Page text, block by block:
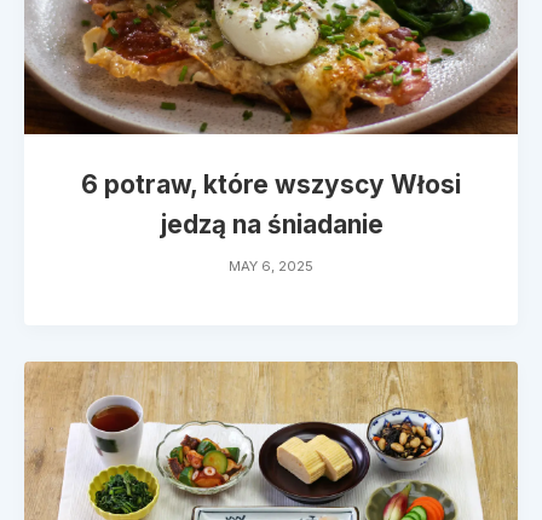
6 potraw, które wszyscy Włosi
jedzą na śniadanie
MAY 6, 2025